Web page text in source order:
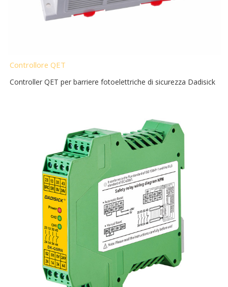
Controllore QET
Controller QET per barriere fotoelettriche di sicurezza Dadisick